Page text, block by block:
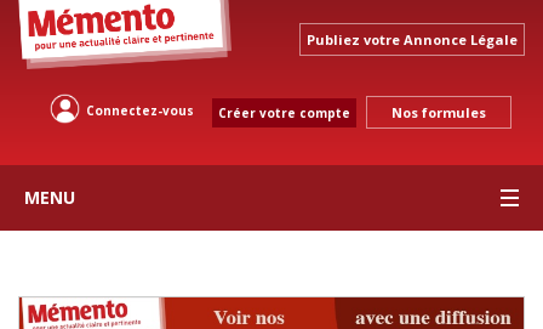
Publiez votre Annonce Légale
Connectez-vous Créer votre compte Nos formules
MENU